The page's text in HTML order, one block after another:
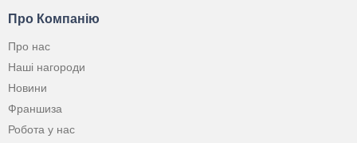
Про Компанію
Про нас
Наші нагороди
Новини
Франшиза
Робота у нас